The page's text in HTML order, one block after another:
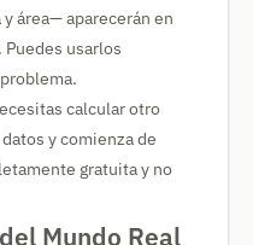
área— aparecerán en
usarlos
calcular otro
y comienza de
gratuita y no
Mundo Real